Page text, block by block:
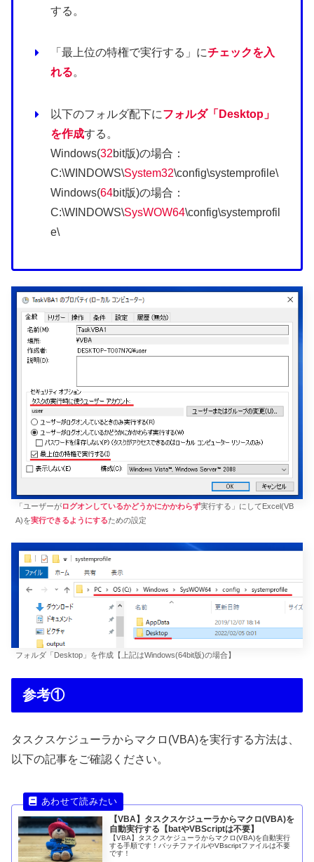
する。
「最上位の特権で実行する」にチェックを入
れる。
以下のフォルダ配下にフォルダ「Desktop」
を作成する。
Windows(32bit版)の場合：
C:\WINDOWS\System32\config\systemprofile\
Windows(64bit版)の場合：
C:\WINDOWS\SysWOW64\config\systemprofil
e\
「ユーザーがログオンしているかどうかにかかわらず実行する」にしてExcel(VB
A)を実行できるようにするための設定
フォルダ「Desktop」を作成【上記はWindows(64bit版)の場合】
参考①
タスクスケジューラからマクロ(VBA)を実行する方法は、
以下の記事をご確認ください。
【VBA】タスクスケジューラからマクロ(VBA)を
自動実行する【batやVBScriptは不要】
【VBA】タスクスケジューラからマクロ(VBA)を自動実行
する手順です！バッチファイルやVBscriptファイルは不要
です！